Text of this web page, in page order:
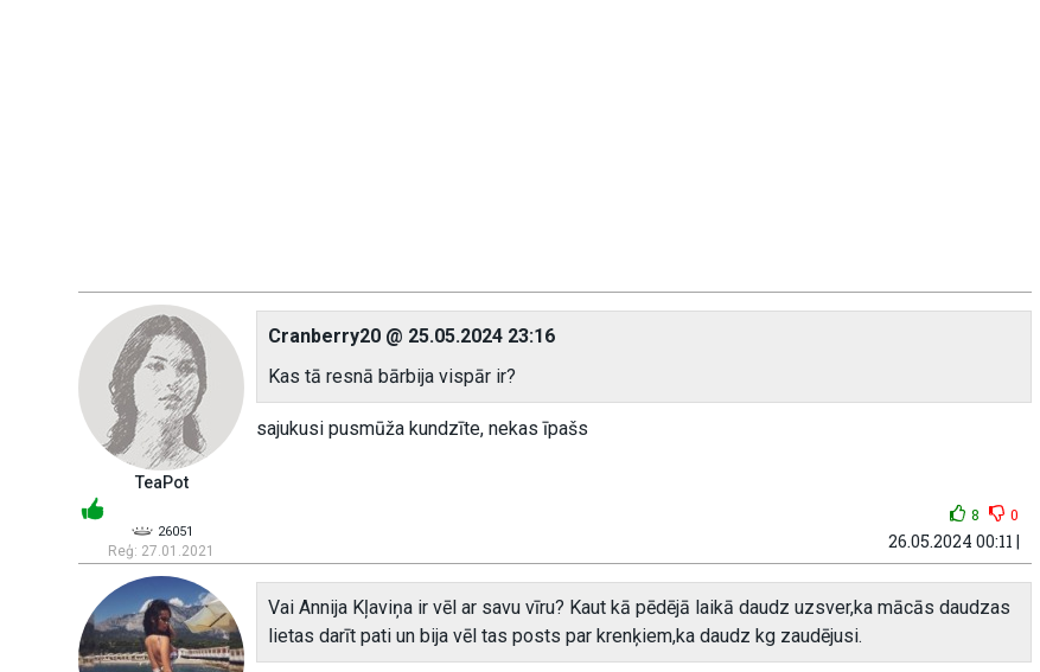
TeaPot
26051
Reģ: 27.01.2021
Cranberry20 @ 25.05.2024 23:16
Kas tā resnā bārbija vispār ir?
sajukusi pusmūža kundzīte, nekas īpašs
8 0
26.05.2024 00:11 |
Vai Annija Kļaviņa ir vēl ar savu vīru? Kaut kā pēdējā laikā daudz uzsver,ka mācās daudzas
lietas darīt pati un bija vēl tas posts par krenķiem,ka daudz kg zaudējusi.